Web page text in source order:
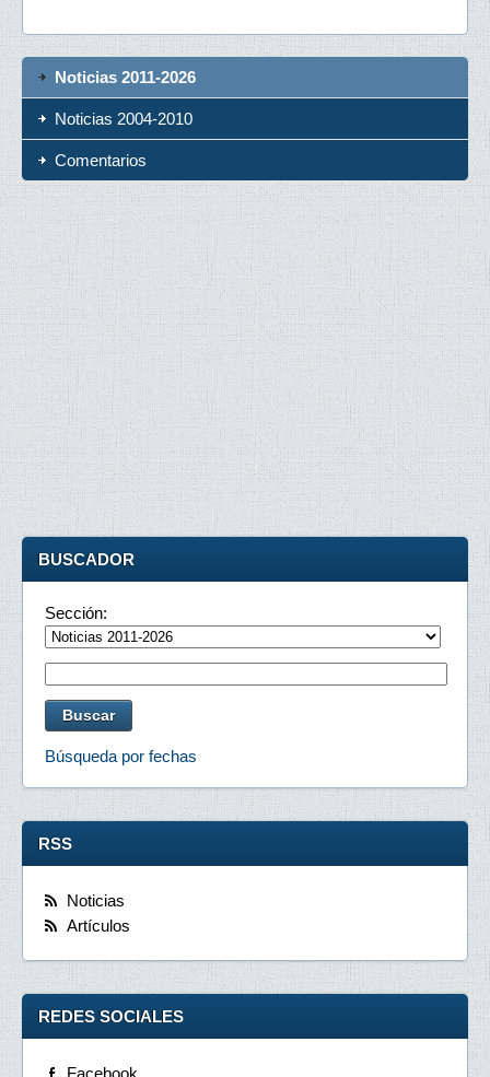
Noticias 2011-2026
Noticias 2004-2010
Comentarios
BUSCADOR
Sección:
Búsqueda por fechas
RSS
Noticias
Artículos
REDES SOCIALES
Facebook